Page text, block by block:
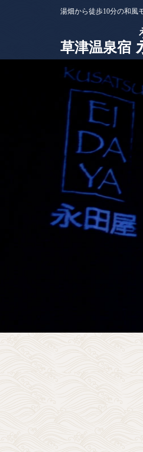
湯畑から徒歩10分の和風
草津温泉宿